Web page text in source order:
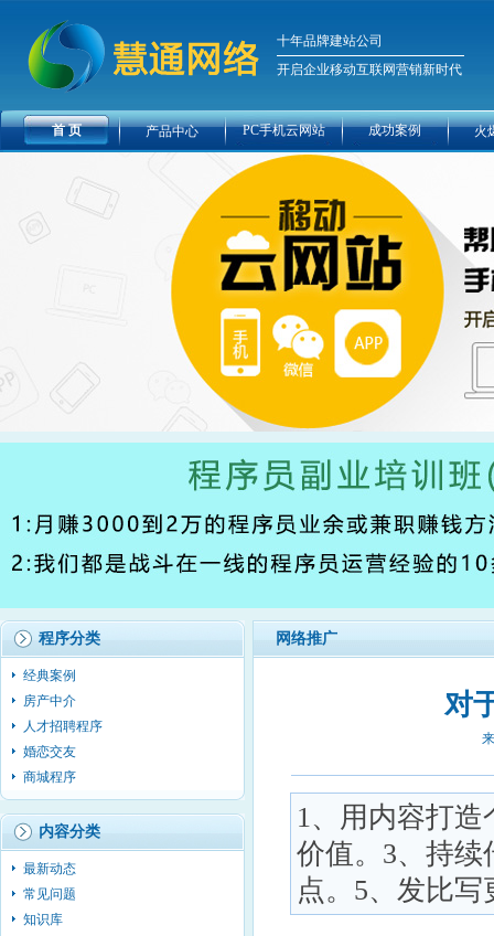
十年品牌建站公司
开启企业移动互联网营销新时代
首 页 产品中心 PC手机云网站 成功案例 火
程序分类
经典案例
房产中介
人才招聘程序
婚恋交友
商城程序
内容分类
最新动态
常见问题
知识库
网络推广
对
1、用内容打
价值。3、持续
点。5、发比写